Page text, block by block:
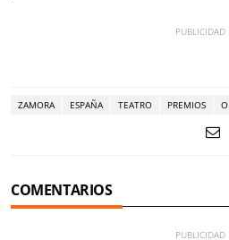
ZAMORA ESPAÑA TEATRO PREMIOS
COMENTARIOS